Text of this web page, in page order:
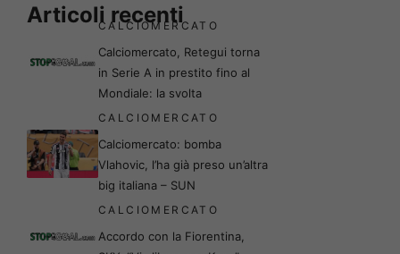
Articoli recenti
CALCIOMERCATO
Calciomercato, Retegui torna
in Serie A in prestito fino al
Mondiale: la svolta
CALCIOMERCATO
Calciomercato: bomba
Vlahovic, l’ha già preso un’altra
big italiana – SUN
CALCIOMERCATO
Accordo con la Fiorentina,